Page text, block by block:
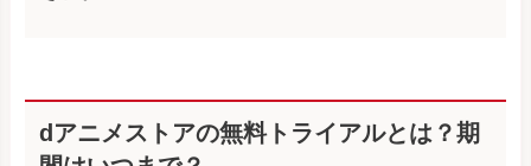
dアニメストアの無料トライアルとは？期